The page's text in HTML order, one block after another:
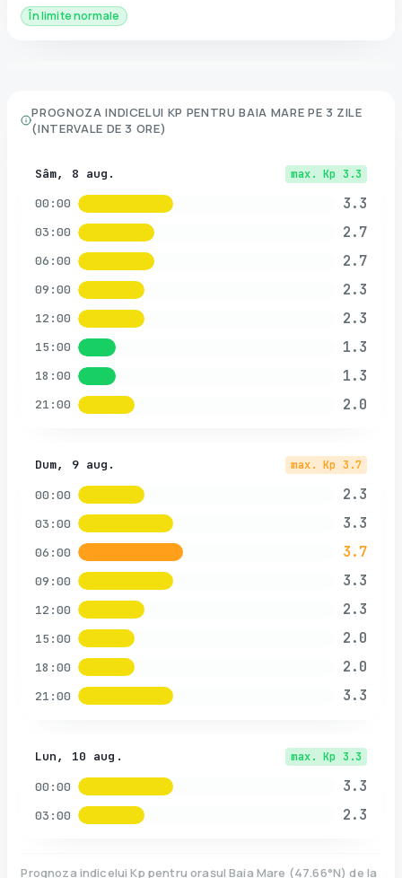
În limite normale
PROGNOZA INDICELUI KP PENTRU BAIA MARE PE 3 ZILE
(INTERVALE DE 3 ORE)
Sâm, 8 aug. max. Kp 3.3
00:00 3.3
03:00 2.7
06:00 2.7
09:00 2.3
12:00 2.3
15:00 1.3
18:00 1.3
21:00 2.0
Dum, 9 aug. max. Kp 3.7
00:00 2.3
03:00 3.3
06:00 3.7
09:00 3.3
12:00 2.3
15:00 2.0
18:00 2.0
21:00 3.3
Lun, 10 aug. max. Kp 3.3
00:00 3.3
03:00 2.3
Prognoza indicelui Kp pentru orașul Baia Mare (47.66°N)de la